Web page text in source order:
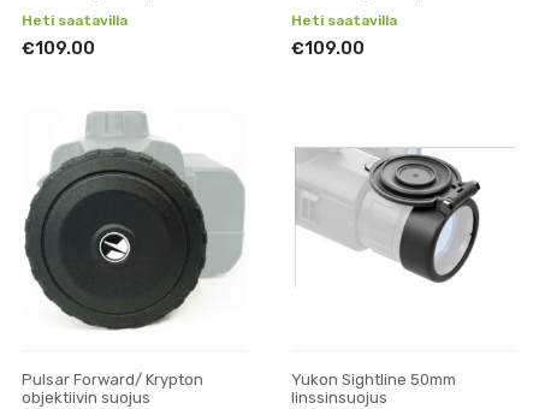
Heti saatavilla
€109.00
Heti saatavilla
€109.00
Pulsar Forward/ Krypton
objektiivin suojus
Yukon Sightline 50mm
linssinsuojus